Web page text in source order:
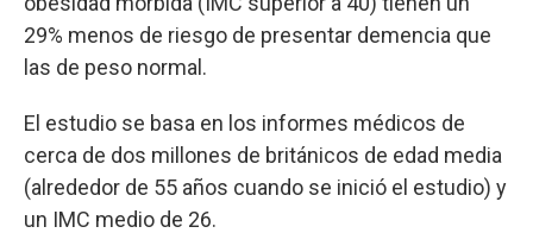
29% menos de riesgo de presentar demencia que
las de peso normal.
El estudio se basa en los informes médicos de
cerca de dos millones de británicos de edad media
(alrededor de 55 años cuando se inició el estudio) y
un IMC medio de 26.